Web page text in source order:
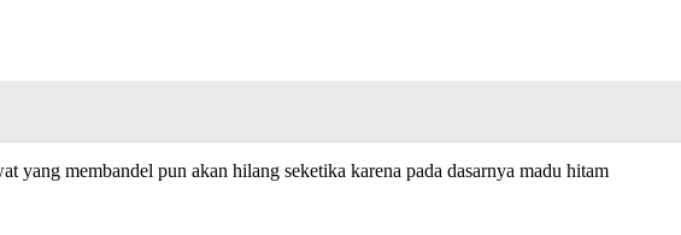
membandel pun akan hilang seketika karena pada dasarnya madu hitam